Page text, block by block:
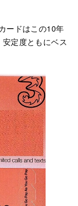
ードはこの10年
定度ともにベス